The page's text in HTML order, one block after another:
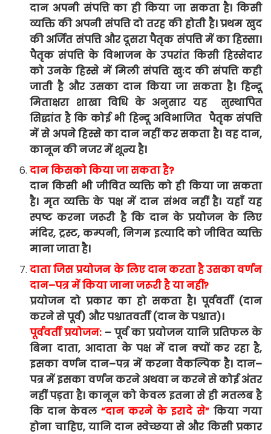
दान अपनी संपत्ति का ही किया जा सकता है। किसी
व्यक्ति की अपनी संपत्ति दो तरह की होती है। प्रथम खुद
की अर्जितसंपत्ति औरदूसरापैतृक संपत्तिमेंकाहिस्सा।
पैतृक संपत्ति के विभाजन के उपरांत किसी हिस्सेदार
को उनके हिस्से में मिली संपत्ति खुःद की संपत्ति कही
जाती है और उसका दान किया जा सकता है। हिन्दू
मिताक्षरा शाखा विधि के अनुसार यह
सुस्थापित
सिद्धांत है कि कोई भी हिन्दू अविभाजित पैतृक संपत्ति
में से अपने हिस्से का दान नहीं कर सकता है। वह दान,
कानूनकीनजरमें शून्यहै।
दानकिसकोकियाजासकताहै?
दान किसी भी जीवित व्यक्ति को ही किया जा सकता
है। मृत व्यक्ति के पक्ष में दान संभव नहीं है। यहाँ यह
स्पष्ट करना जरूरी है कि दान के प्रयोजन के लिए
मंदिर,ट्रस्ट, कम्पनी, निगम इत्यादि को जीवित व्यक्ति
मानाजाताहै।
दाताजिसप्रयोजनकेलिएदानकरताहैउसकावर्णन
दान–पत्रमेंकियाजानाजरूरीहैयानहीं?
प्रयोजन दो प्रकार का हो सकता है। पूर्ववर्ती(दान
करनेसेपूर्व) औरपश्चातवर्ती(दानकेपश्चात)।
पूर्ववर्ती प्रयोजन: –पूर्व का प्रयोजन यानि प्रतिफल के
बिना दाता, आदाता के पक्ष में दान क्यों कर रहा है,
इसका वर्णन दान–पत्र में करना वैकल्पिक है। दान–
पत्रमेंइसकावर्णनकरने अथवानकरनेसेकोई अंतर
नहीं पड़ता है। कानून को केवल इतना से ही मतलब है
कि दान केवल“दान करने के इरादे से” किया गया
होना चाहिए, यानि दान स्वेच्छया से और किसी प्रकार